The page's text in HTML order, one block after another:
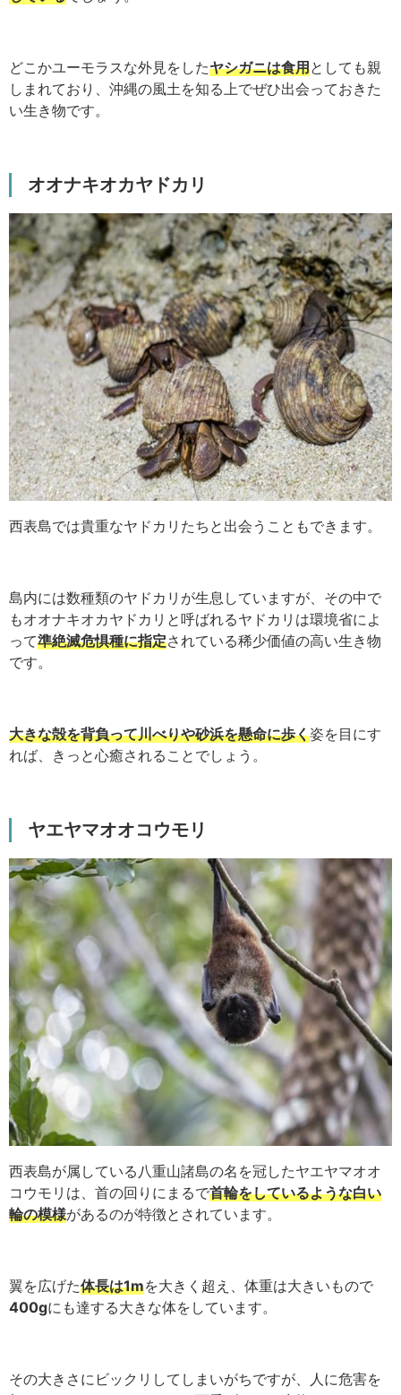
どこかユーモラスな外見をしたヤシガニは食用としても親
しまれており、沖縄の風土を知る上でぜひ出会っておきた
い生き物です。
オオナキオカヤドカリ
西表島では貴重なヤドカリたちと出会うこともできます。
島内には数種類のヤドカリが生息していますが、その中で
もオオナキオカヤドカリと呼ばれるヤドカリは環境省によ
って準絶滅危惧種に指定されている稀少価値の高い生き物
です。
大きな殻を背負って川べりや砂浜を懸命に歩く姿を目にす
れば、きっと心癒されることでしょう。
ヤエヤマオオコウモリ
西表島が属している八重山諸島の名を冠したヤエヤマオオ
コウモリは、首の回りにまるで首輪をしているような白い
輪の模様があるのが特徴とされています。
翼を広げた体長は1mを大きく超え、体重は大きいもので
400gにも達する大きな体をしています。
その大きさにビックリしてしまいがちですが、人に危害を